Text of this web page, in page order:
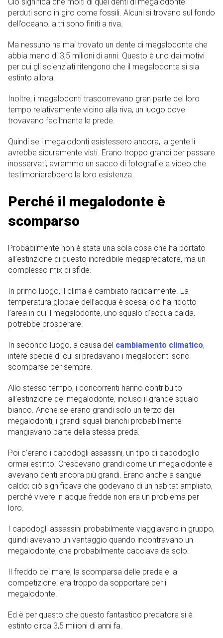
perduti sono in giro come fossili. Alcuni si trovano sul fondo
dell’oceano; altri sono finiti a riva.
Ma nessuno ha mai trovato un dente di megalodonte che
abbia meno di 3,5 milioni di anni. Questo è uno dei motivi
per cui gli scienziati ritengono che il megalodonte si sia
estinto allora.
Inoltre, i megalodonti trascorrevano gran parte del loro
tempo relativamente vicino alla riva, un luogo dove
trovavano facilmente le prede.
Quindi se i megalodonti esistessero ancora, la gente li
avrebbe sicuramente visti. Erano troppo grandi per passare
inosservati; avremmo un sacco di fotografie e video che
testimonierebbero la loro esistenza.
Perché il megalodonte è
scomparso
Probabilmente non è stata una sola cosa che ha portato
all’estinzione di questo incredibile megapredatore, ma un
complesso mix di sfide.
In primo luogo, il clima è cambiato radicalmente. La
temperatura globale dell’acqua è scesa; ciò ha ridotto
l’area in cui il megalodonte, uno squalo d’acqua calda,
potrebbe prosperare.
In secondo luogo, a causa del cambiamento climatico,
intere specie di cui si predavano i megalodonti sono
scomparse per sempre.
Allo stesso tempo, i concorrenti hanno contribuito
all’estinzione del megalodonte, incluso il grande squalo
bianco. Anche se erano grandi solo un terzo dei
megalodonti, i grandi squali bianchi probabilmente
mangiavano parte della stessa preda.
Poi c’erano i capodogli assassini, un tipo di capodoglio
ormai estinto. Crescevano grandi come un megalodonte e
avevano denti ancora più grandi. Erano anche a sangue
caldo; ciò significava che godevano di un habitat ampliato,
perché vivere in acque fredde non era un problema per
loro.
I capodogli assassini probabilmente viaggiavano in gruppo,
quindi avevano un vantaggio quando incontravano un
megalodonte, che probabilmente cacciava da solo.
Il freddo del mare, la scomparsa delle prede e la
competizione: era troppo da sopportare per il
megalodonte.
Ed è per questo che questo fantastico predatore si è
estinto circa 3,5 milioni di anni fa.